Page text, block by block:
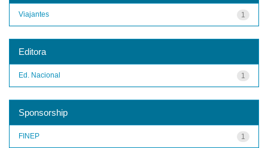
1
Viajantes
Editora
1
Ed. Nacional
Sponsorship
1
FINEP